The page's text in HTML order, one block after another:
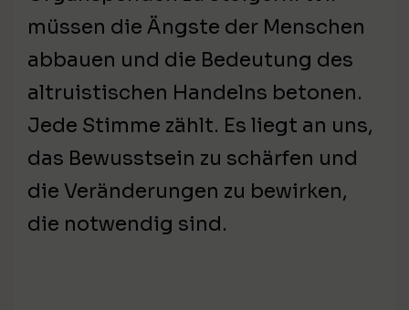
müssen die Ängste der Menschen
abbauen und die Bedeutung des
altruistischen Handelns betonen.
Jede Stimme zählt. Es liegt an uns,
das Bewusstsein zu schärfen und
die Veränderungen zu bewirken,
die notwendig sind.